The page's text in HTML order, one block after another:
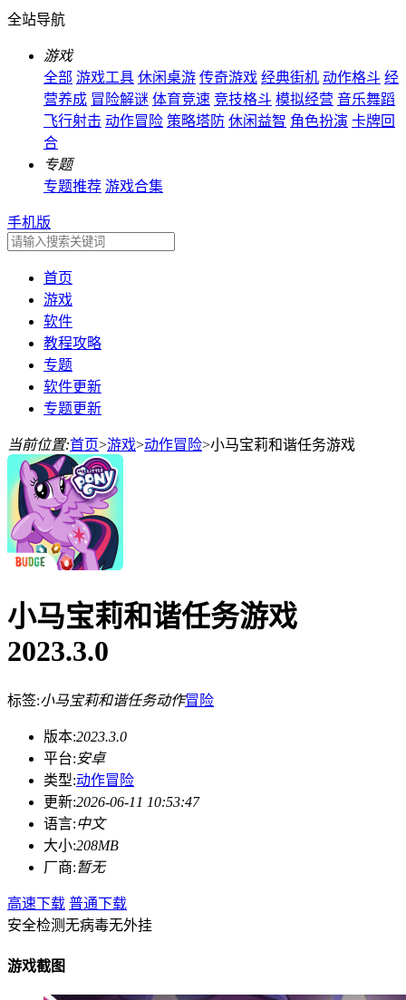
全站导航
游戏
全部 游戏工具 休闲桌游 传奇游戏 经典街机 动作格斗 经
营养成 冒险解谜 体育竞速 竞技格斗 模拟经营 音乐舞蹈
飞行射击 动作冒险 策略塔防 休闲益智 角色扮演 卡牌回
合
专题
专题推荐 游戏合集
手机版
首页
游戏
软件
教程攻略
专题
软件更新
专题更新
当前位置:首页>游戏>动作冒险>小马宝莉和谐任务游戏
小马宝莉和谐任务游戏
2023.3.0
标签:小马宝莉和谐任务动作冒险
版本:2023.3.0
平台:安卓
类型:动作冒险
更新:2026-06-11 10:53:47
语言:中文
大小:208MB
厂商:暂无
高速下载 普通下载
安全检测无病毒无外挂
游戏截图